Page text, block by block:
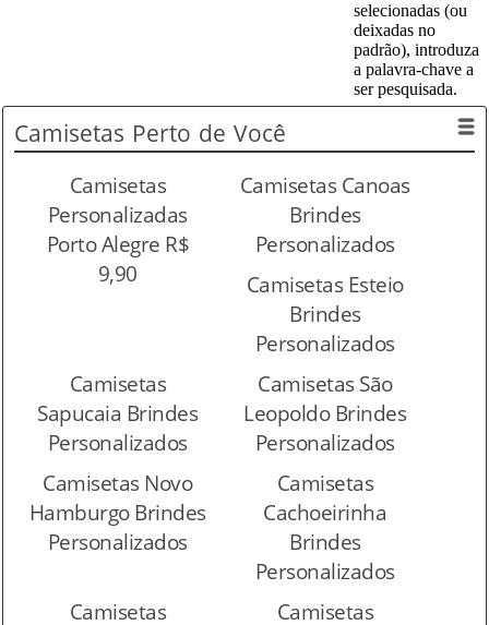
selecionadas (ou
deixadas no
padrão), introduza
a palavra-chave a
ser pesquisada.
Camisetas Perto de Você
Camisetas
Personalizadas
Porto Alegre R$
9,90
Camisetas Canoas
Brindes
Personalizados
Camisetas Esteio
Brindes
Personalizados
Camisetas
Sapucaia Brindes
Personalizados
Camisetas São
Leopoldo Brindes
Personalizados
Camisetas Novo
Hamburgo Brindes
Personalizados
Camisetas
Cachoeirinha
Brindes
Personalizados
Camisetas
Camisetas